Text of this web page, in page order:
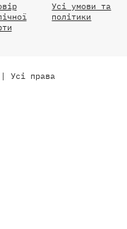
Усі умови та
політики
Усі права